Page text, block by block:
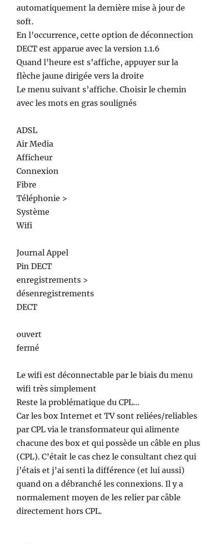
automatiquement la dernière mise à jour de
soft.
En l’occurrence, cette option de déconnection
DECT est apparue avec la version 1.1.6
Quand l’heure est s’affiche, appuyer sur la
flèche jaune dirigée vers la droite
Le menu suivant s’affiche. Choisir le chemin
avec les mots en gras soulignés
ADSL
Air Media
Afficheur
Connexion
Fibre
Téléphonie >
Système
Wifi
Journal Appel
Pin DECT
enregistrements >
désenregistrements
DECT
ouvert
fermé
Le wifi est déconnectable par le biais du menu
wifi très simplement
Reste la problématique du CPL…
Car les box Internet et TV sont reliées/reliables
par CPL via le transformateur qui alimente
chacune des box et qui possède un câble en plus
(CPL). C’était le cas chez le consultant chez qui
j’étais et j’ai senti la différence (et lui aussi)
quand on a débranché les connexions. Il y a
normalement moyen de les relier par câble
directement hors CPL.